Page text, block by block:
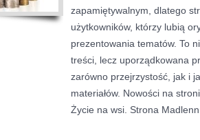
zapamiętywalnym, dlatego
użytkowników, którzy lubią
prezentowania tematów. To
treści, lecz uporządkowana
zarówno przejrzystość, jak i
materiałów. Nowości na
Życie na wsi. Strona